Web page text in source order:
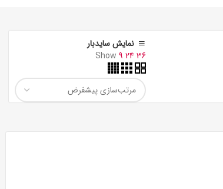
نمایش سایدبار
Show 9 24 36